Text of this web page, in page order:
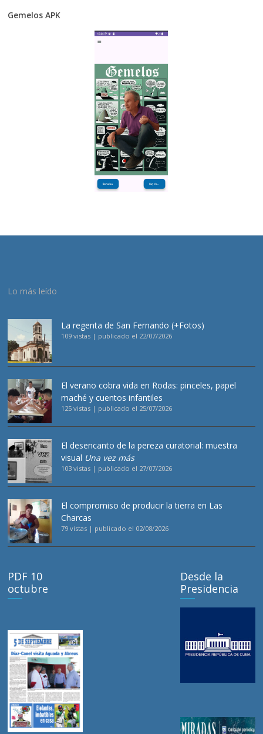
Gemelos APK
Lo más leído
La regenta de San Fernando (+Fotos)
109 vistas | publicado el 22/07/2026
El verano cobra vida en Rodas: pinceles, papel
maché y cuentos infantiles
125 vistas | publicado el 25/07/2026
El desencanto de la pereza curatorial: muestra
visual Una vez más
103 vistas | publicado el 27/07/2026
El compromiso de producir la tierra en Las
Charcas
79 vistas | publicado el 02/08/2026
PDF 10
octubre
Desde la
Presidencia